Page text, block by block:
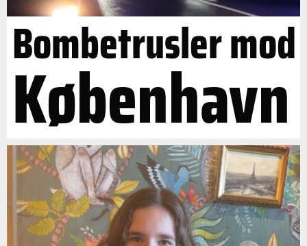
Bombetrusler mod
København